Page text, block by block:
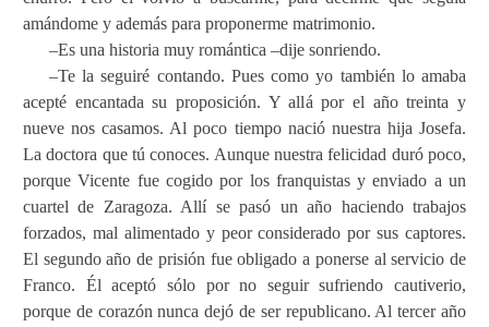
amándome y además para proponerme matrimonio.
–Es una historia muy romántica –dije sonriendo.
–Te la seguiré contando. Pues como yo también lo amaba
acepté encantada su proposición. Y allá por el año treinta y
nueve nos casamos. Al poco tiempo nació nuestra hija Josefa.
La doctora que tú conoces. Aunque nuestra felicidad duró poco,
porque Vicente fue cogido por los franquistas y enviado a un
cuartel de Zaragoza. Allí se pasó un año haciendo trabajos
forzados, mal alimentado y peor considerado por sus captores.
El segundo año de prisión fue obligado a ponerse al servicio de
Franco. Él aceptó sólo por no seguir sufriendo cautiverio,
porque de corazón nunca dejó de ser republicano. Al tercer año